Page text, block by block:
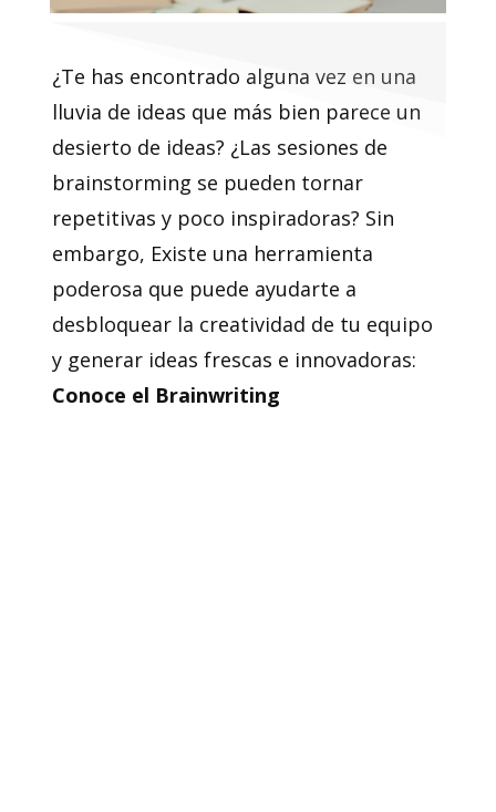
¿Te has encontrado alguna vez en una
lluvia de ideas que más bien parece un
desierto de ideas? ¿Las sesiones de
brainstorming se pueden tornar
repetitivas y poco inspiradoras? Sin
embargo, Existe una herramienta
poderosa que puede ayudarte a
desbloquear la creatividad de tu equipo
y generar ideas frescas e innovadoras:
Conoce el Brainwriting